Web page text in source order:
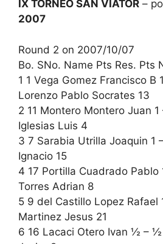
IX TORNEO SAN VIATOR –
2007
Round 2 on 2007/10/07
Bo. SNo. Name Pts Res. Pts
1 1 Vega Gomez Francisco B
Lorenzo Pablo Socrates 13
2 11 Montero Montero Juan 1
Iglesias Luis 4
3 7 Sarabia Utrilla Joaquin 1
Ignacio 15
4 17 Portilla Cuadrado Pablo
Torres Adrian 8
5 9 del Castillo Lopez Rafael
Martinez Jesus 21
6 16 Lacaci Otero Ivan ½ – ½